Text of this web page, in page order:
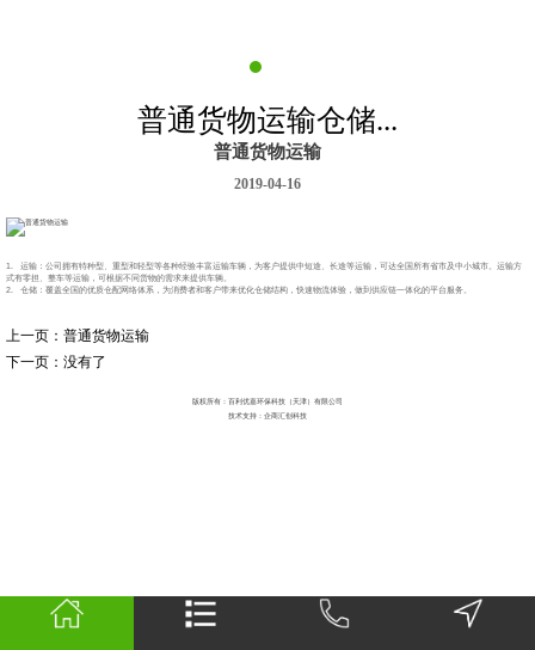
普通货物运输仓储...
普通货物运输
2019-04-16
1.
运输：公司拥有特种型、重型和轻型等各种经验丰富运输车辆，为客户提供中短途、长途等运输，可达全国所有省市及中小城市。运输方
式有零担、整车等运输，可根据不同货物的需求来提供车辆。
2.
仓储： 覆盖全国的优质仓配网络体系，为消费者和客户带来优化仓储结构，快速物流体验，做到供应链一体化的平台服务。
上一页： 普通货物运输
下一页：没有了
版权所有：百利优嘉环保科技（天津）有限公司
技术支持：企商汇创科技